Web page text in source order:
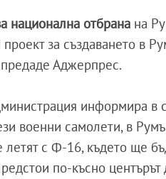
национална отбрана на
проект за създаването в
Аджерпрес.
информира
военни самолети, в
с Ф-16, където ще
по-късно